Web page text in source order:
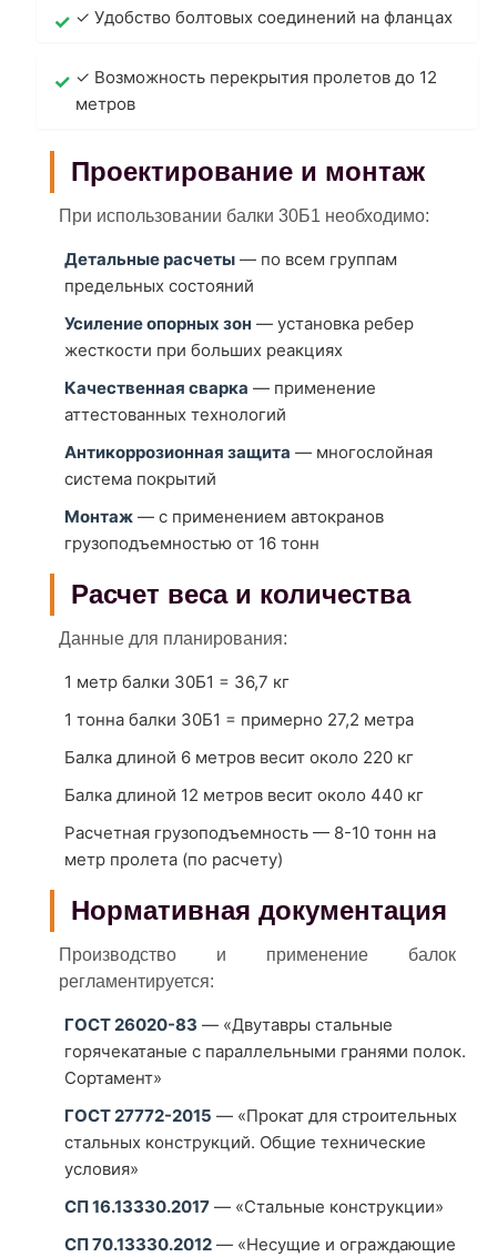
✓ Удобство болтовых соединений на фланцах
✓ Возможность перекрытия пролетов до 12
метров
Проектирование и монтаж
При использовании балки 30Б1 необходимо:
Детальные расчеты — по всем группам
предельных состояний
Усиление опорных зон — установка ребер
жесткости при больших реакциях
Качественная сварка — применение
аттестованных технологий
Антикоррозионная защита — многослойная
система покрытий
Монтаж — с применением автокранов
грузоподъемностью от 16 тонн
Расчет веса и количества
Данные для планирования:
1 метр балки 30Б1 = 36,7 кг
1 тонна балки 30Б1 = примерно 27,2 метра
Балка длиной 6 метров весит около 220 кг
Балка длиной 12 метров весит около 440 кг
Расчетная грузоподъемность — 8-10 тонн на
метр пролета (по расчету)
Нормативная документация
Производство и применение балок
регламентируется:
ГОСТ 26020-83 — «Двутавры стальные
горячекатаные с параллельными гранями полок.
Сортамент»
ГОСТ 27772-2015 — «Прокат для строительных
стальных конструкций. Общие технические
условия»
СП 16.13330.2017 — «Стальные конструкции»
СП 70.13330.2012 — «Несущие и ограждающие